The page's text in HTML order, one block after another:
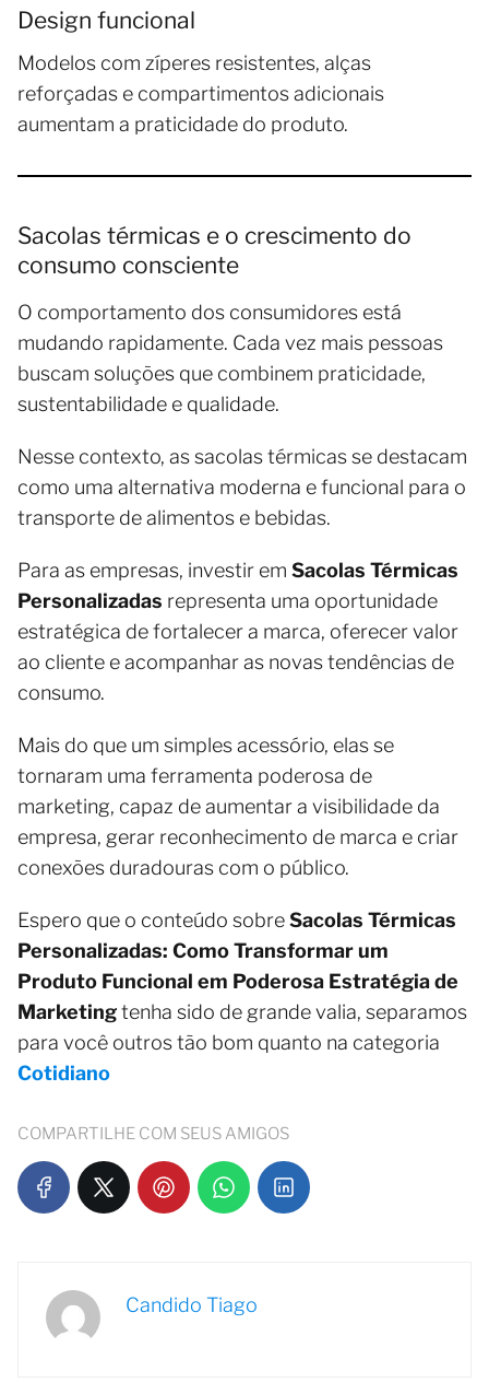
Design funcional
Modelos com zíperes resistentes, alças
reforçadas e compartimentos adicionais
aumentam a praticidade do produto.
Sacolas térmicas e o crescimento do
consumo consciente
O comportamento dos consumidores está
mudando rapidamente. Cada vez mais pessoas
buscam soluções que combinem praticidade,
sustentabilidade e qualidade.
Nesse contexto, as sacolas térmicas se destacam
como uma alternativa moderna e funcional para o
transporte de alimentos e bebidas.
Para as empresas, investir em Sacolas Térmicas
Personalizadas representa uma oportunidade
estratégica de fortalecer a marca, oferecer valor
ao cliente e acompanhar as novas tendências de
consumo.
Mais do que um simples acessório, elas se
tornaram uma ferramenta poderosa de
marketing, capaz de aumentar a visibilidade da
empresa, gerar reconhecimento de marca e criar
conexões duradouras com o público.
Espero que o conteúdo sobreSacolas Térmicas
Personalizadas: Como Transformar um
Produto Funcional em Poderosa Estratégia de
Marketingtenha sido de grande valia, separamos
para você outros tão bom quanto na categoria
Cotidiano
COMPARTILHE COM SEUS AMIGOS
Candido Tiago